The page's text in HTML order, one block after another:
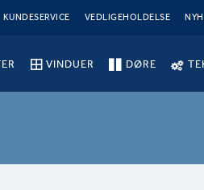
KUNDESERVICE VEDLIGEHOLDELSE
VINDUER DØRE